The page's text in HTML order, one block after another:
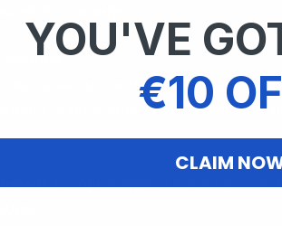
по команде
зоны для оптимальной
пользовательские клавиши
, которые держат вас в курсе
YOU'VE
€10
CLAIM